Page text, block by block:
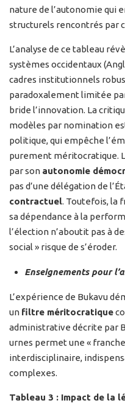
nature de l’autonomie qui
structurels rencontrés par
L’analyse de ce tableau
systèmes occidentaux
cadres institutionnels
paradoxalement limitée
bride l’innovation. La
modèles par nomination
politique, qui empêche
purement méritocratique.
par son autonomie
pas d’une délégation de
contractuel. Toutefois, la
sa dépendance à la
l’élection n’aboutit pas à
social » risque de s’éroder.
Enseignements pour
L’expérience de Bukavu
un filtre méritocratique
administrative décrite par
urnes permet une «
interdisciplinaire,
complexes.
Tableau 3 : Impact de la